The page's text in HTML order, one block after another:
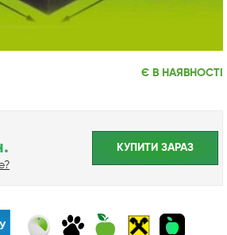
Є В НАЯВНОСТІ
КУПИТИ ЗАРАЗ